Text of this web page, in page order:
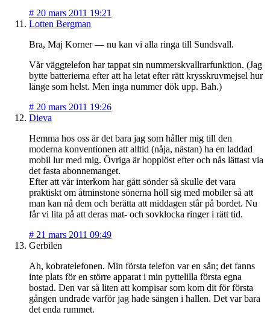
# 20 mars 2011 19:21
Lotten Bergman
Bra, Maj Korner — nu kan vi alla ringa till Sundsvall.
Vår väggtelefon har tappat sin nummerskvallrarfunktion. (Jag
bytte batterierna efter att ha letat efter rätt krysskruvmejsel hur
länge som helst. Men inga nummer dök upp. Bah.)
# 20 mars 2011 19:26
Dieva
Hemma hos oss är det bara jag som håller mig till den
moderna konventionen att alltid (nåja, nästan) ha en laddad
mobil lur med mig. Övriga är hopplöst efter och nås lättast via
det fasta abonnemanget.
Efter att vår interkom har gått sönder så skulle det vara
praktiskt om åtminstone sönerna höll sig med mobiler så att
man kan nå dem och berätta att middagen står på bordet. Nu
får vi lita på att deras mat- och sovklocka ringer i rätt tid.
# 21 mars 2011 09:49
Gerbilen
Ah, kobratelefonen. Min första telefon var en sån; det fanns
inte plats för en större apparat i min pyttelilla första egna
bostad. Den var så liten att kompisar som kom dit för första
gången undrade varför jag hade sängen i hallen. Det var bara
det enda rummet.